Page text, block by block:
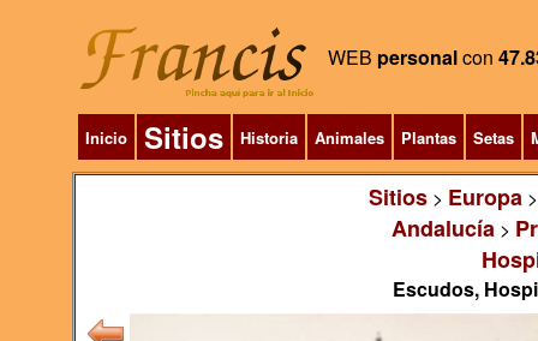
WEB personalcon
Inicio Sitios Historia Animales Plantas Setas
Sitios> Europa
Andalucía >
Escudos,